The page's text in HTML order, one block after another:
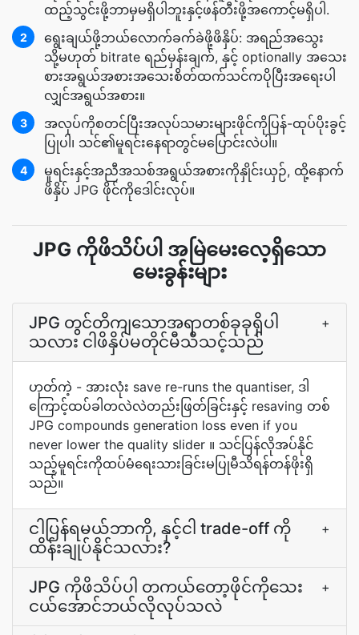
ထည့်သွင်းဖို့ဘာမှမရှိပါဘူးနှင့်ဖန်တီးဖို့အကောင့်မရှိပါ.
2
ရွေးချယ်ဖို့ဘယ်လောက်ခက်ခဲဖို့ဖိနှိပ်: အရည်အသွေး
သို့မဟုတ် bitrate ရည်မှန်းချက်, နှင့် optionally အသေး
စားအရွယ်အစားအသေးစိတ်ထက်သင်ကပိုပြီးအရေးပါ
လျှင်အရွယ်အစား။
3
အလုပ်ကိုစတင်ပြီးအလုပ်သမားများဖိုင်ကိုပြန်-ထုပ်ပိုးခွင့်
ပြုပါ၊ သင်၏မူရင်းနေရာတွင်မပြောင်းလဲပါ။
4
မူရင်းနှင့်အညီအသစ်အရွယ်အစားကိုနှိုင်းယှဉ်, ထို့နောက်
ဖိနှိပ် JPG ဖိုင်ကိုဒေါင်းလုပ်။
JPG ကိုဖိသိပ်ပါ အမြဲမေးလေ့ရှိသော
မေးခွန်းများ
JPG တွင်တိကျသောအရာတစ်ခုခုရှိပါ
သလား ငါဖိနှိပ်မတိုင်မီသိသင့်သည်
+
ဟုတ်ကဲ့ - အားလုံး save re-runs the quantiser, ဒါ
ကြောင့်ထပ်ခါတလဲလဲတည်းဖြတ်ခြင်းနှင့် resaving တစ်
JPG compounds generation loss even if you
never lower the quality slider ။ သင်ပြန်လိုအပ်နိုင်
သည့်မူရင်းကိုထပ်မံရေးသားခြင်းမပြုမီသိရန်တန်ဖိုးရှိ
သည်။
ငါပြန်ရမယ်ဘာကို, နှင့်ငါ trade-off ကို
ထိန်းချုပ်နိုင်သလား?
+
JPG ကိုဖိသိပ်ပါ တကယ်တော့ဖိုင်ကိုသေး
ငယ်အောင်ဘယ်လိုလုပ်သလဲ
+